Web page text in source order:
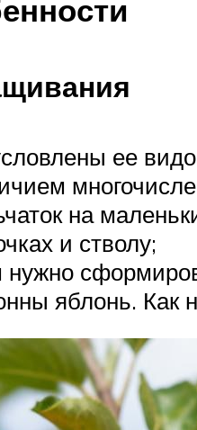
ее
на
и стволу;
нужно
яблонь. Как